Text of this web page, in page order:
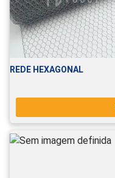
REDE HEXAGONAL